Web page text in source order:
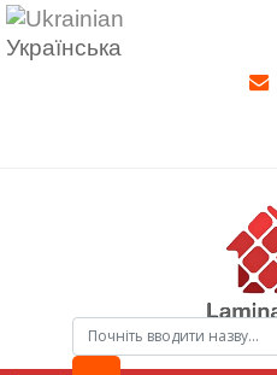
Українська